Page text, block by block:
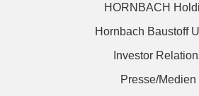
HORNBACH
Hornbach Baustoff
Investor
Presse/Medien